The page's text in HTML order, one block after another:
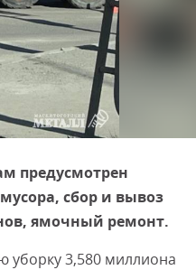
предусмотрен
сбор и вывоз
ямочный ремонт.
уборку 3,580 миллиона